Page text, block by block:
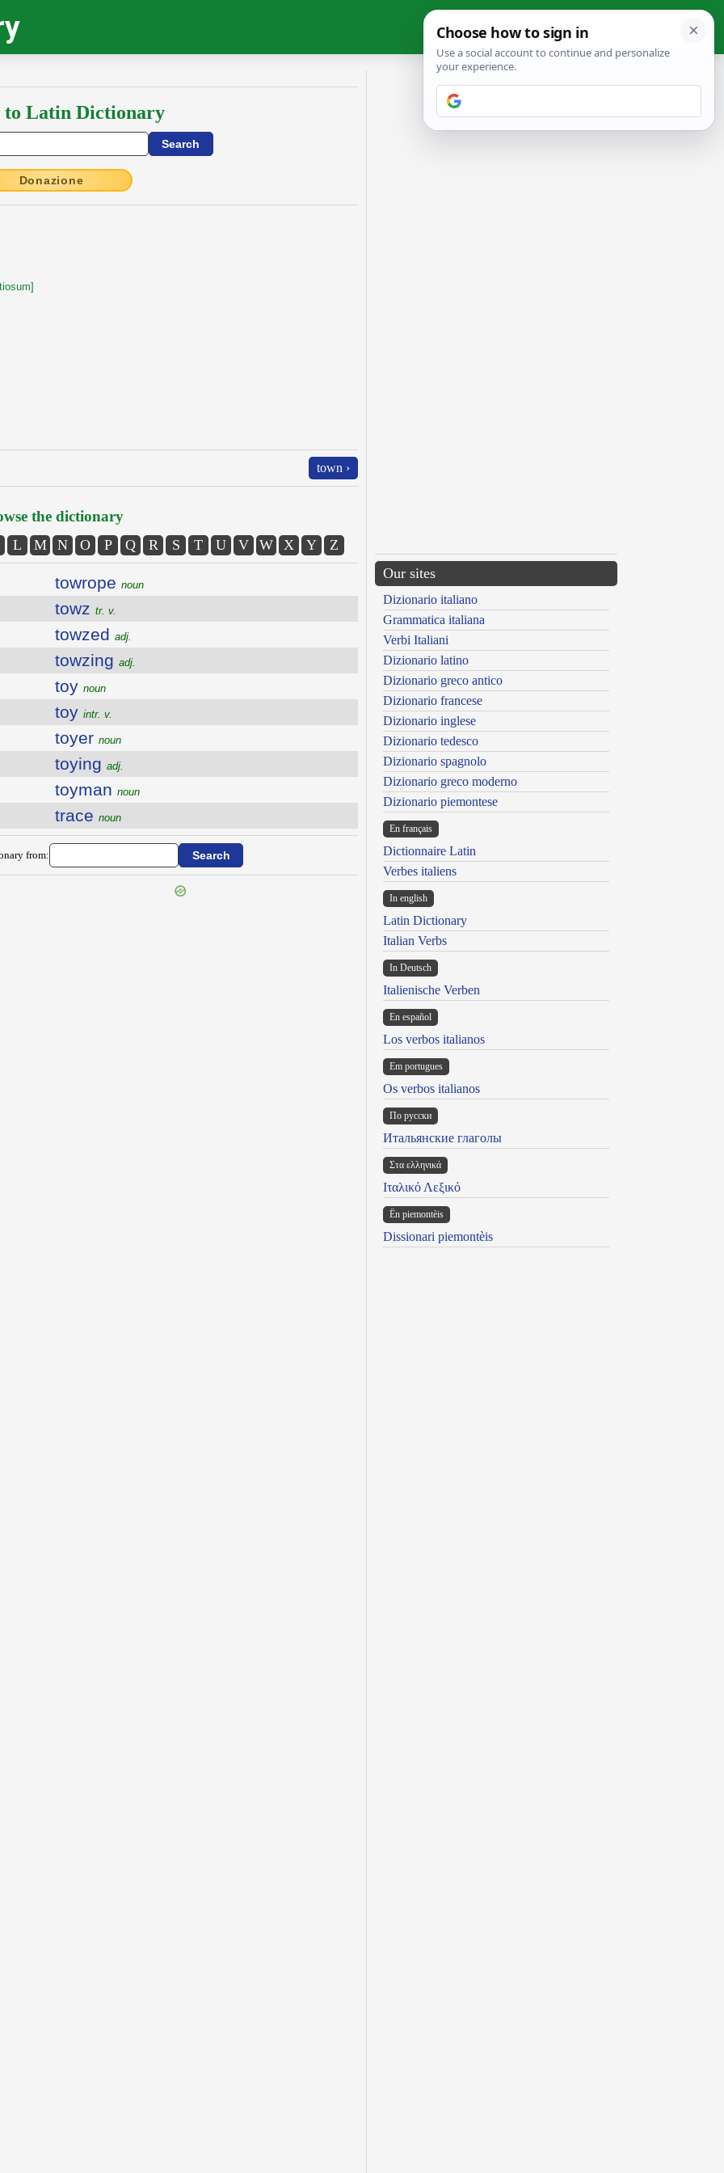
to Latin Dictionary
Donazione
town ›
the dictionary
L M N O P Q R S T U V W X Y Z
towrope noun
towz tr. v.
towzed adj.
towzing adj.
toy noun
toy intr. v.
toyer noun
toying adj.
toyman noun
trace noun
from:
Our sites
Dizionario italiano
Grammatica italiana
Verbi Italiani
Dizionario latino
Dizionario greco antico
Dizionario francese
Dizionario inglese
Dizionario tedesco
Dizionario spagnolo
Dizionario greco moderno
Dizionario piemontese
En français
Dictionnaire Latin
Verbes italiens
In english
Latin Dictionary
Italian Verbs
In Deutsch
Italienische Verben
En español
Los verbos italianos
Em portugues
Os verbos italianos
По русски
Итальянские глаголы
Στα ελληνικά
Ιταλικό Λεξικό
Ën piemontèis
Dissionari piemontèis